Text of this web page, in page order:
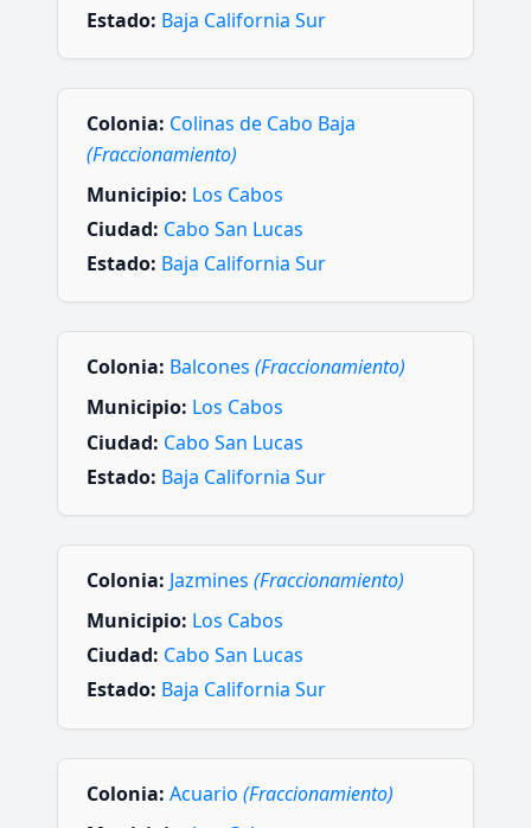
Estado: Baja California Sur
Colonia: Colinas de Cabo Baja
(Fraccionamiento)
Municipio: Los Cabos
Ciudad: Cabo San Lucas
Estado: Baja California Sur
Colonia: Balcones (Fraccionamiento)
Municipio: Los Cabos
Ciudad: Cabo San Lucas
Estado: Baja California Sur
Colonia: Jazmines (Fraccionamiento)
Municipio: Los Cabos
Ciudad: Cabo San Lucas
Estado: Baja California Sur
Colonia: Acuario (Fraccionamiento)